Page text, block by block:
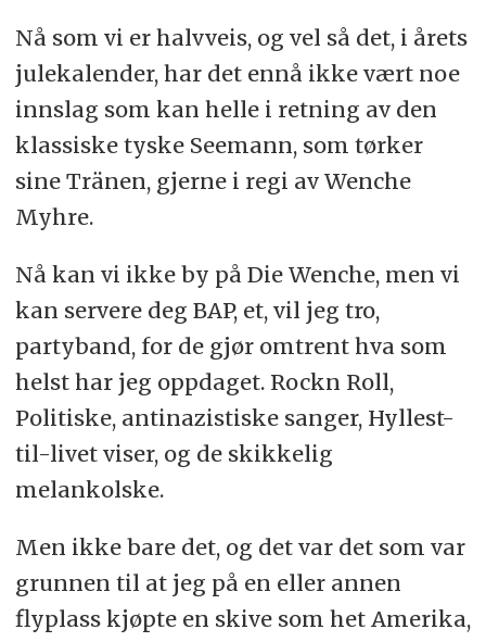
Nå som vi er halvveis, og vel så det, i årets
julekalender, har det ennå ikke vært noe
innslag som kan helle i retning av den
klassiske tyske Seemann, som tørker
sine Tränen, gjerne i regi av Wenche
Myhre.
Nå kan vi ikke by på Die Wenche, men vi
kan servere deg BAP, et, vil jeg tro,
partyband, for de gjør omtrent hva som
helst har jeg oppdaget. Rockn Roll,
Politiske, antinazistiske sanger, Hyllest-
til-livet viser, og de skikkelig
melankolske.
Men ikke bare det, og det var det som var
grunnen til at jeg på en eller annen
flyplass kjøpte en skive som het Amerika,